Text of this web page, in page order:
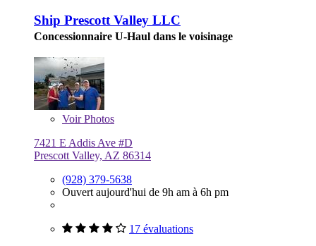
Ship Prescott Valley LLC
Concessionnaire U-Haul dans le voisinage
VoirPhotos
7421 E Addis Ave #D
Prescott Valley, AZ 86314
(928) 379-5638
Ouvert aujourd'hui de 9h am à 6h pm
17 évaluations